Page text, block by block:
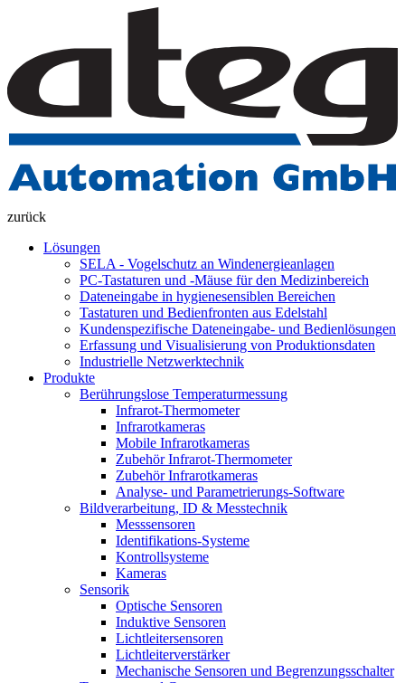
zurück
Lösungen
SELA - Vogelschutz an Windenergieanlagen
PC-Tastaturen und -Mäuse für den Medizinbereich
Dateneingabe in hygienesensiblen Bereichen
Tastaturen und Bedienfronten aus Edelstahl
Kundenspezifische Dateneingabe- und Bedienlösungen
Erfassung und Visualisierung von Produktionsdaten
Industrielle Netzwerktechnik
Produkte
Berührungslose Temperaturmessung
Infrarot-Thermometer
Infrarotkameras
Mobile Infrarotkameras
Zubehör Infrarot-Thermometer
Zubehör Infrarotkameras
Analyse- und Parametrierungs-Software
Bildverarbeitung, ID & Messtechnik
Messsensoren
Identifikations-Systeme
Kontrollsysteme
Kameras
Sensorik
Optische Sensoren
Induktive Sensoren
Lichtleitersensoren
Lichtleiterverstärker
Mechanische Sensoren und Begrenzungsschalter